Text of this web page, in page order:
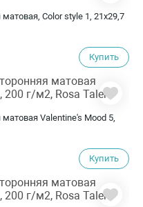
Color style 1, 21х29,7
Купить
Valentine's Mood 5,
Купить